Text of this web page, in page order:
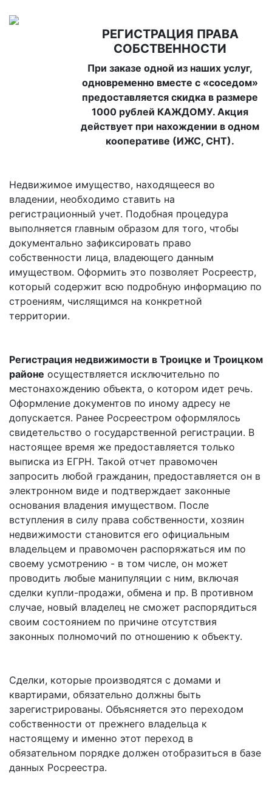
РЕГИСТРАЦИЯ ПРАВА
СОБСТВЕННОСТИ
При заказе одной из наших услуг,
одновременно вместе с «соседом»
предоставляется скидка в размере
1000 рублей КАЖДОМУ. Акция
действует при нахождении в одном
кооперативе (ИЖС, СНТ).
Недвижимое имущество, находящееся во
владении, необходимо ставить на
регистрационный учет. Подобная процедура
выполняется главным образом для того, чтобы
документально зафиксировать право
собственности лица, владеющего данным
имуществом. Оформить это позволяет Росреестр,
который содержит всю подробную информацию по
строениям, числящимся на конкретной
территории.
Регистрация недвижимости в Троицке и Троицком
районе осуществляется исключительно по
местонахождению объекта, о котором идет речь.
Оформление документов по иному адресу не
допускается. Ранее Росреестром оформлялось
свидетельство о государственной регистрации. В
настоящее время же предоставляется только
выписка из ЕГРН. Такой отчет правомочен
запросить любой гражданин, предоставляется он в
электронном виде и подтверждает законные
основания владения имуществом. После
вступления в силу права собственности, хозяин
недвижимости становится его официальным
владельцем и правомочен распоряжаться им по
своему усмотрению - в том числе, он может
проводить любые манипуляции с ним, включая
сделки купли-продажи, обмена и пр. В противном
случае, новый владелец не сможет распорядиться
своим состоянием по причине отсутствия
законных полномочий по отношению к объекту.
Сделки, которые производятся с домами и
квартирами, обязательно должны быть
зарегистрированы. Объясняется это переходом
собственности от прежнего владельца к
настоящему и именно этот переход в
обязательном порядке должен отобразиться в базе
данных Росреестра.